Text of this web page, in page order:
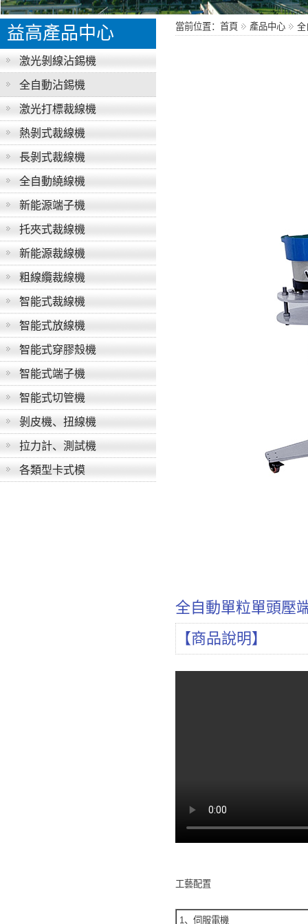
益高產品中心
激光剝線沾錫機
全自動沾錫機
激光打標裁線機
熱剝式裁線機
長剝式裁線機
全自動繞線機
新能源端子機
托夾式裁線機
新能源裁線機
粗線纜裁線機
智能式裁線機
智能式放線機
智能式穿膠殼機
智能式端子機
智能式切管機
剝皮機、扭線機
拉力計、測試機
各類型卡式模
當前位置：首頁 產品中心 全
全自動單粒單頭壓
【商品說明】
工藝配置
1、伺服電機